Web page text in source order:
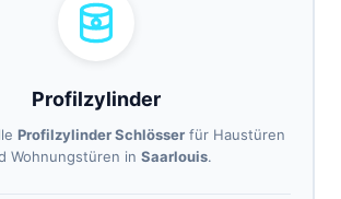
Profilzylinder
Profilzylinder Schlösserfür Haustüren
Wohnungstüren in Saarlouis.